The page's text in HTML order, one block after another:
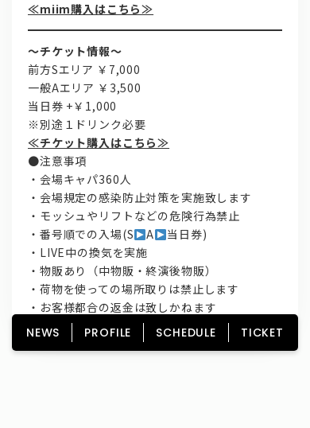
≪miim購入はこちら≫
～チケット情報～
前方Sエリア ￥7,000
一般Aエリア ￥3,500
当日券 +￥1,000
※別途１ドリンク必要
≪チケット購入はこちら≫
●注意事項
・会場キャパ360人
・会場規定の感染防止対策を実施致します
・モッシュやリフトなどの危険行為禁止
・番号順での入場(S
A
当日券)
・LIVE中の換気を実施
・物販あり（中物販・終演後物販）
・荷物を使っての場所取りは禁止します
・お客様都合の返金は致しかねます
・再入場可（ドリンク不要）
NEWS PROFILE SCHEDULE TICKET